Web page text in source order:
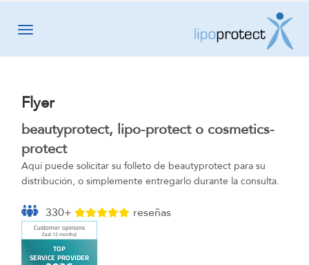
Toggle navigation
Flyer
beautyprotect, lipo-protect o cosmetics-
protect
Aquí puede solicitar su folleto de beautyprotect para su
distribución, o simplemente entregarlo durante la consulta.
330+ reseñas